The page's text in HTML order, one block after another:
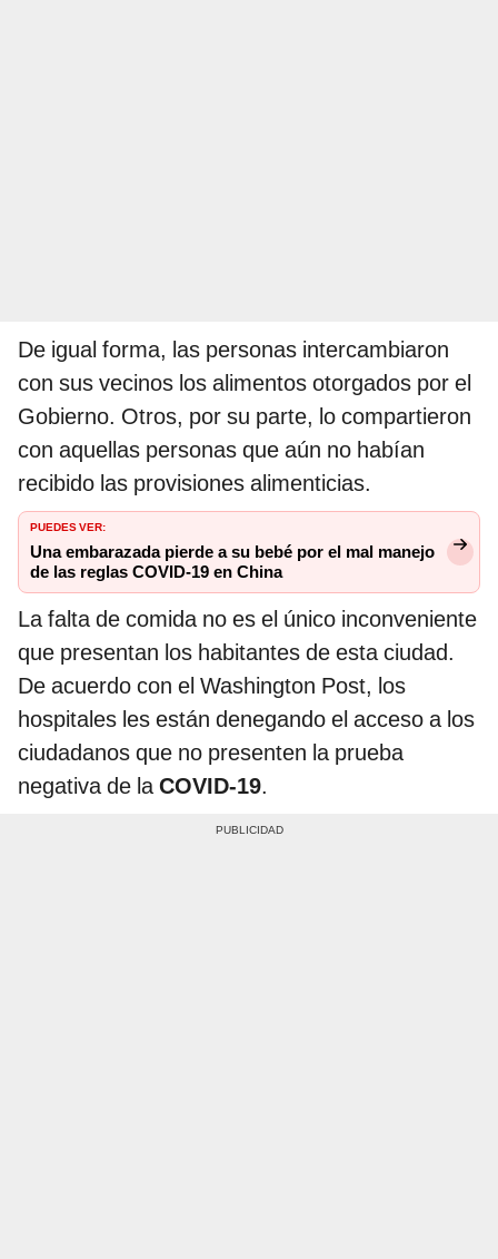
De igual forma, las personas intercambiaron
con sus vecinos los alimentos otorgados por el
Gobierno. Otros, por su parte, lo compartieron
con aquellas personas que aún no habían
recibido las provisiones alimenticias.
PUEDES VER:
Una embarazada pierde a su bebé por el mal manejo
de las reglas COVID-19 en China
La falta de comida no es el único inconveniente
que presentan los habitantes de esta ciudad.
De acuerdo con el Washington Post, los
hospitales les están denegando el acceso a los
ciudadanos que no presenten la prueba
negativa de laCOVID-19.